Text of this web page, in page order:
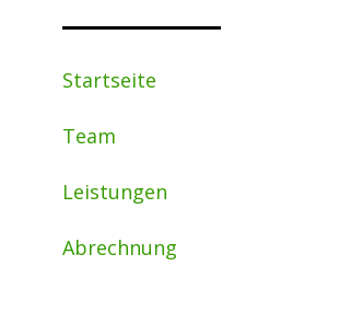
Startseite
Team
Leistungen
Abrechnung